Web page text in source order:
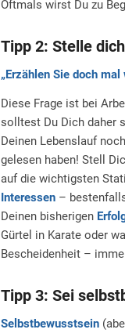
Oftmals wirst Du zu
Tipp 2: Stelle
„Erzählen Sie doch
Diese Frage ist bei
solltest Du Dich daher
Deinen Lebenslauf
gelesen haben! Stell
auf die wichtigsten
Interessen –
Deinen bisherigen
Gürtel in Karate oder
Bescheidenheit –
Tipp 3: Sei
Selbstbewusstsein